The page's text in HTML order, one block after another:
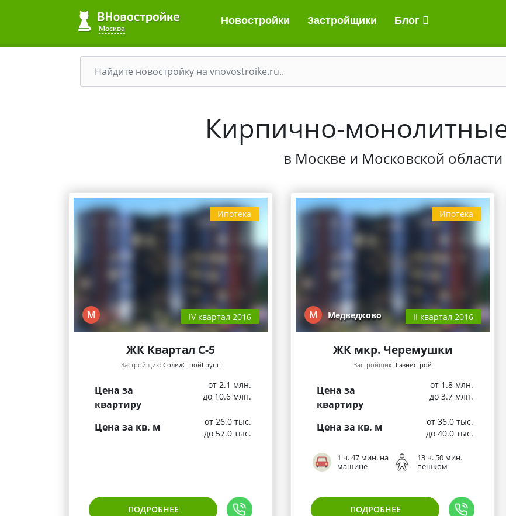
Москва
Новостройки Застройщики Блог
Кирпично-
в Москве и Московской области
Ипотека
М IV квартал 2016
ЖК Квартал С-5
Застройщик: СолидСтройГрупп
Цена за
квартиру
от 2.1 млн.
до 10.6 млн.
Цена за кв. м
от 26.0 тыс.
до 57.0 тыс.
ПОДРОБНЕЕ
Ипотека
М Медведково II квартал 2016
ЖК мкр. Черемушки
Застройщик: Газнистрой
Цена за
квартиру
от 1.8 млн.
до 3.7 млн.
Цена за кв. м
от 36.0 тыс.
до 40.0 тыс.
1 ч. 47 мин. на
машине
13 ч. 50 мин.
пешком
ПОДРОБНЕЕ